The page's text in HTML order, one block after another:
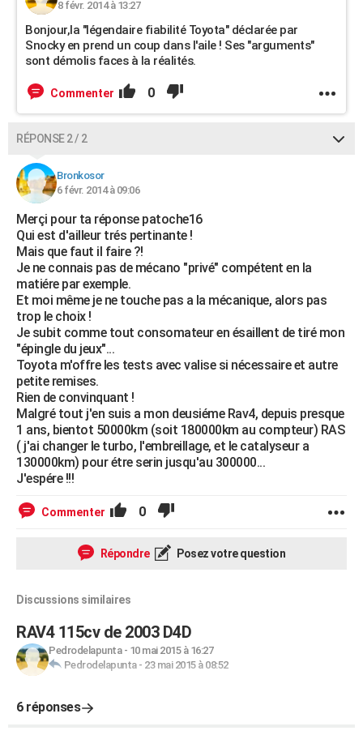
8 févr. 2014 à 13:27
Bonjour,la "légendaire fiabilité Toyota" déclarée par
Snocky en prend un coup dans l'aile ! Ses "arguments"
sont démolis faces à la réalités.
Commenter 0
RÉPONSE 2 / 2
Bronkosor
6 févr. 2014 à 09:06
Merçi pour ta réponse patoche16
Qui est d'ailleur trés pertinante !
Mais que faut il faire ?!
Je ne connais pas de mécano "privé" compétent en la
matiére par exemple.
Et moi même je ne touche pas a la mécanique, alors pas
trop le choix !
Je subit comme tout consomateur en ésaillent de tiré mon
"épingle du jeux"...
Toyota m'offre les tests avec valise si nécessaire et autre
petite remises.
Rien de convinquant !
Malgré tout j'en suis a mon deusiéme Rav4, depuis presque
1 ans, bientot 50000km (soit 180000km au compteur) RAS
( j'ai changer le turbo, l'embreillage, et le catalyseur a
130000km) pour étre serin jusqu'au 300000...
J'espére !!!
Commenter 0
Répondre Posez votre question
Discussions similaires
RAV4 115cv de 2003 D4D
Pedrodelapunta- 10 mai 2015 à 16:27
Pedrodelapunta- 23 mai 2015 à 08:52
6 réponses